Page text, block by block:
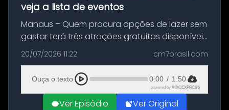
veja a lista de eventos
Manaus – Quem procura opções de lazer sem
gastar terá três atrações gratuitas disponíveis
entre esta segunda-feira (20) e quinta-feira
(23). A programação inclui uma exposição
dedicada à história das ...
20/07/2026 11:22 cm7brasil.com
Ouça o texto 0:00 / 1:50
powered by VOICEXPRESS
Ver Episódio Ver Original